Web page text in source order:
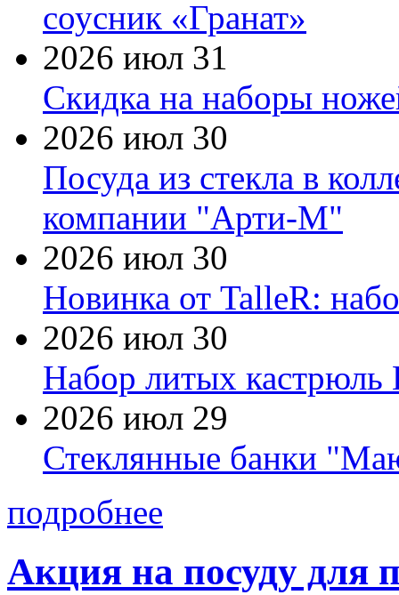
соусник «Гранат»
2026 июл 31
Скидка на наборы
2026 июл 30
Посуда из стекла в
компании "Арти-М"
2026 июл 30
Новинка от TalleR:
2026 июл 30
Набор литых кастрюль
2026 июл 29
Стеклянные банки
подробнее
Акция на посуду для